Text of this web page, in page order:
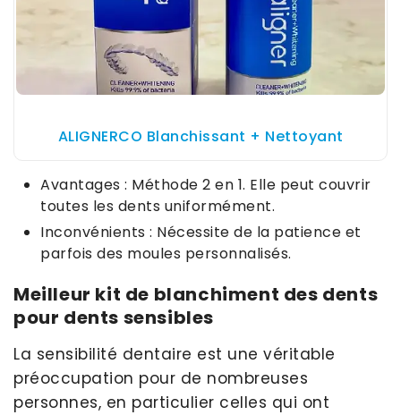
ALIGNERCO Blanchissant + Nettoyant
Avantages : Méthode 2 en 1. Elle peut couvrir
toutes les dents uniformément.
Inconvénients : Nécessite de la patience et
parfois des moules personnalisés.
Meilleur kit de blanchiment des dents
pour dents sensibles
La sensibilité dentaire est une véritable
préoccupation pour de nombreuses
personnes, en particulier celles qui ont